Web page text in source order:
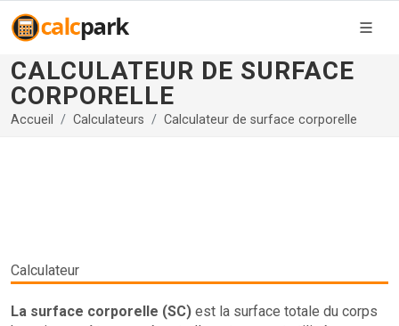
CALCULATEUR DE SURFACE
CORPORELLE
Accueil Calculateurs Calculateur de surface corporelle
Calculateur
La surface corporelle (SC) est la surface totale du corps